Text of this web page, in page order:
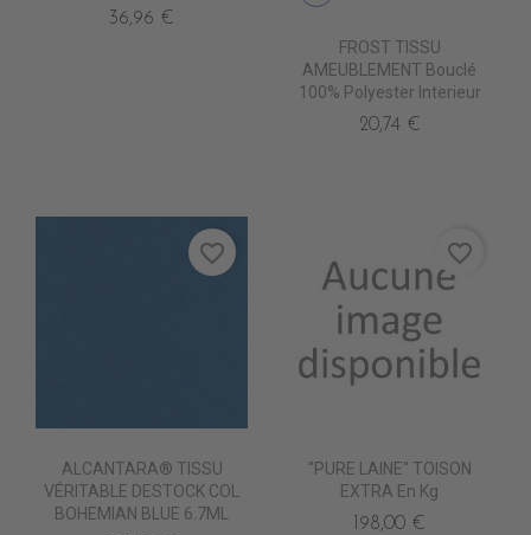
36,96 €
FROST TISSU
AMEUBLEMENT Bouclé
100% Polyester Interieur
20,74 €
ALCANTARA® TISSU
VÉRITABLE DESTOCK COL
BOHEMIAN BLUE 6.7ML
favorite_border
"PURE LAINE" TOISON
EXTRA En Kg
198,00 €
favorite_border